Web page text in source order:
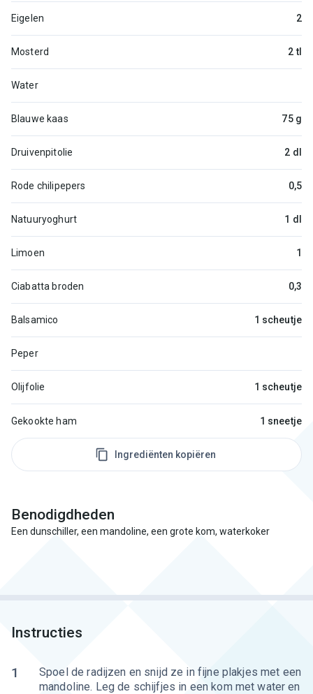
Eigelen 2
Mosterd 2 tl
Water
Blauwe kaas 75 g
Druivenpitolie 2 dl
Rode chilipepers 0,5
Natuuryoghurt 1 dl
Limoen 1
Ciabatta broden 0,3
Balsamico 1 scheutje
Peper
Olijfolie 1 scheutje
Gekookte ham 1 sneetje
Ingrediënten kopiëren
Benodigdheden
Een dunschiller, een mandoline, een grote kom, waterkoker
Instructies
1
Spoel de radijzen en snijd ze in fijne plakjes met een
mandoline. Leg de schijfjes in een kom met water en